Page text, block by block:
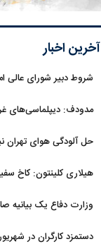
آخرین اخبار
شروط دبیر شورای عالی
مدودف: دیپلماسی‌های
حل آلودگی هوای تهران
هیلاری کلینتون: کاخ
وزارت دفاع یک بیانیه
دستمزد کارگران در